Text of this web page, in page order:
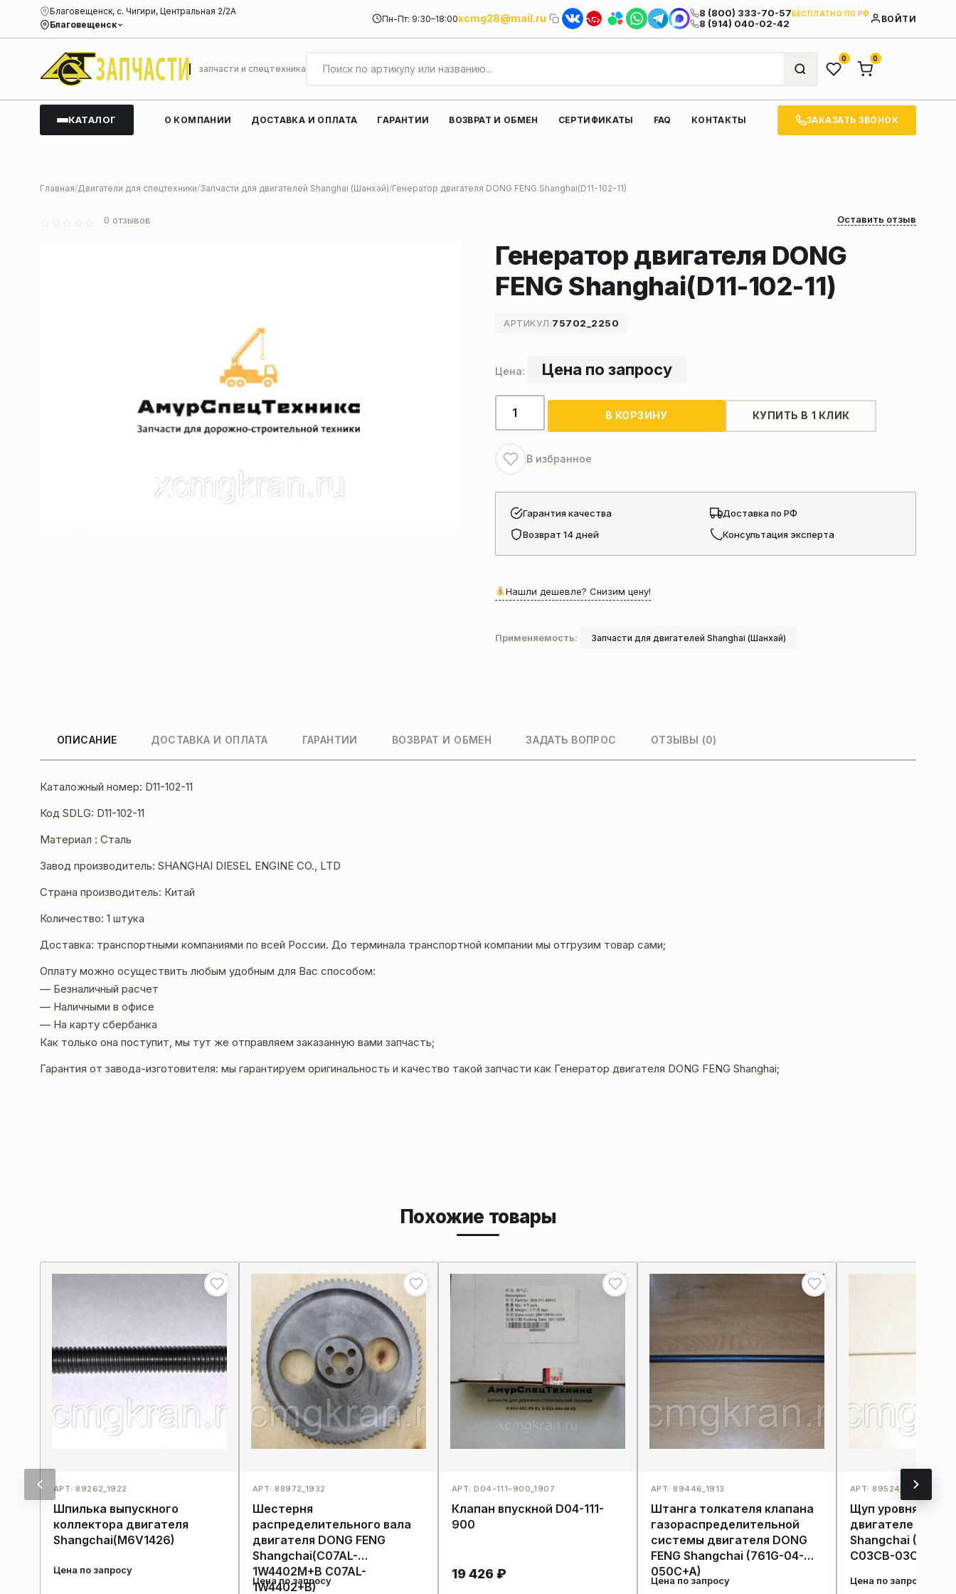
Благовещенск
Благовещенск, с. Чигири, Центральная 2/2А
Пн-Пт: 9:30–18:00xcmg28@mail.ru 8 (800) 333-70-57БЕСПЛАТНО ПО РФ
8 (914) 040-02-42 ВОЙТИ
запчасти и спецтехника
0 0
КАТАЛОГ О КОМПАНИИ ДОСТАВКА И ОПЛАТА ГАРАНТИИ ВОЗВРАТ И ОБМЕН СЕРТИФИКАТЫ FAQ КОНТАКТЫ ЗАКАЗАТЬ ЗВОНОК
Главная Двигатели для спецтехники Запчасти для двигателей Shanghai (Шанхай) Генератор двигателя DONG FENG Shanghai(D11-102-11)
0 отзывов Оставить отзыв
Генератор двигателя DONG
FENG Shanghai(D11-102-11)
АРТИКУЛ:75702_2250
Цена по запросу
Количество
товара
двигателя
DONG
FENG
Shanghai(D11-
102-
В КОРЗИНУ КУПИТЬ В 1 КЛИК
В избранное
Гарантия качества
Доставка по РФ
Возврат 14 дней
Консультация эксперта
Нашли дешевле? Снизим цену!
Применяемость: Запчасти для двигателей Shanghai (Шанхай)
ОПИСАНИЕ ДОСТАВКА И ОПЛАТА ГАРАНТИИ ВОЗВРАТ И ОБМЕН ЗАДАТЬ ВОПРОС ОТЗЫВЫ (0)
Каталожный номер: D11-102-11
Код SDLG: D11-102-11
Материал : Сталь
Завод производитель: SHANGHAI DIESEL ENGINE CO., LTD
Страна производитель: Китай
Количество: 1 штука
Доставка: транспортными компаниями по всей России. До терминала транспортной компании мы отгрузим товар сами;
Оплату можно осуществить любым удобным для Вас способом:
— Безналичный расчет
— Наличными в офисе
— На карту сбербанка
Как только она поступит, мы тут же отправляем заказанную вами запчасть;
Гарантия от завода-изготовителя: мы гарантируем оригинальность и качество такой запчасти как Генератор двигателя DONG FENG Shanghai;
Похожие товары
АРТ: 89262_1922
Шпилька выпускного
коллектора двигателя
Shangchai(M6V1426)
Цена по запросу
АРТ: 88972_1932
Шестерня
распределительного вала
двигателя DONG FENG
Shangchai(C07AL-
1W4402M+B C07AL-
1W4402+B)
Цена по запросу
АРТ: D04-111-900_1907
Клапан впускной D04-111-
900
19 426 ₽
АРТ: 89446_1913
Штанга толкателя клапана
газораспределительной
системы двигателя DONG
FENG Shangchai (761G-04-
050C+A)
Цена по запросу
АРТ: 89524_1910
Щуп уровня
двигателе DONG
Shangchai
C03CB-
Цена по запросу